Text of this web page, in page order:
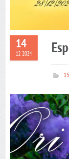
14
12 2024